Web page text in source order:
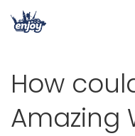
How
Amazing